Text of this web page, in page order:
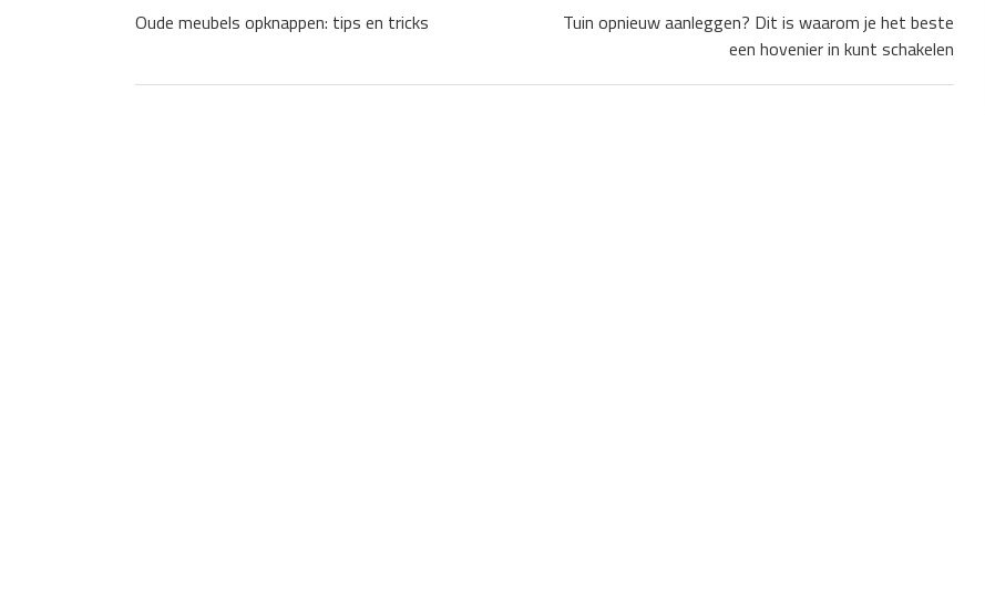
Oude meubels opknappen: tips en tricks
Tuin opnieuw aanleggen? Dit is waarom je het beste
een hovenier in kunt schakelen